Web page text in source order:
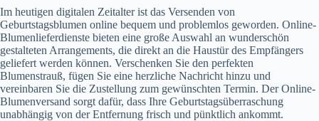
Im heutigen digitalen Zeitalter ist das Versenden von
Geburtstagsblumen online bequem und problemlos geworden. Online-
Blumenlieferdienste bieten eine große Auswahl an wunderschön
gestalteten Arrangements, die direkt an die Haustür des Empfängers
geliefert werden können. Verschenken Sie den perfekten
Blumenstrauß, fügen Sie eine herzliche Nachricht hinzu und
vereinbaren Sie die Zustellung zum gewünschten Termin. Der Online-
Blumenversand sorgt dafür, dass Ihre Geburtstagsüberraschung
unabhängig von der Entfernung frisch und pünktlich ankommt.